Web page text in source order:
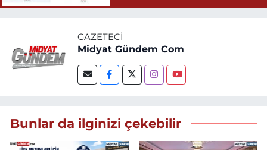
GAZETECI
Midyat Gündem Com
Bunlar da ilginizi çekebilir